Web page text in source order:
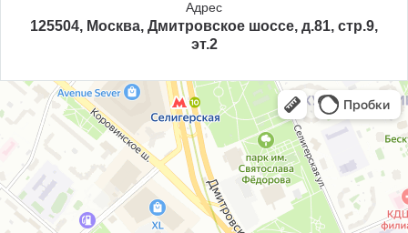
Адрес
125504, Москва, Дмитровское шоссе, д.81, стр.9,
эт.2